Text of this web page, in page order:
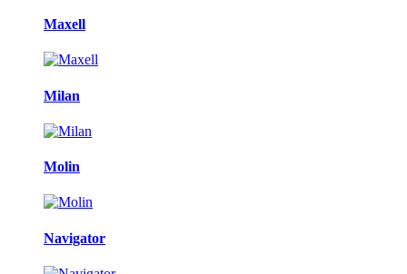
Maxell
Milan
Molin
Navigator